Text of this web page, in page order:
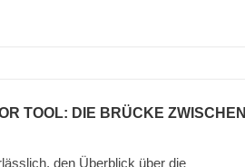
TOOL: DIE BRÜCKE ZWISCHEN
den Überblick über die